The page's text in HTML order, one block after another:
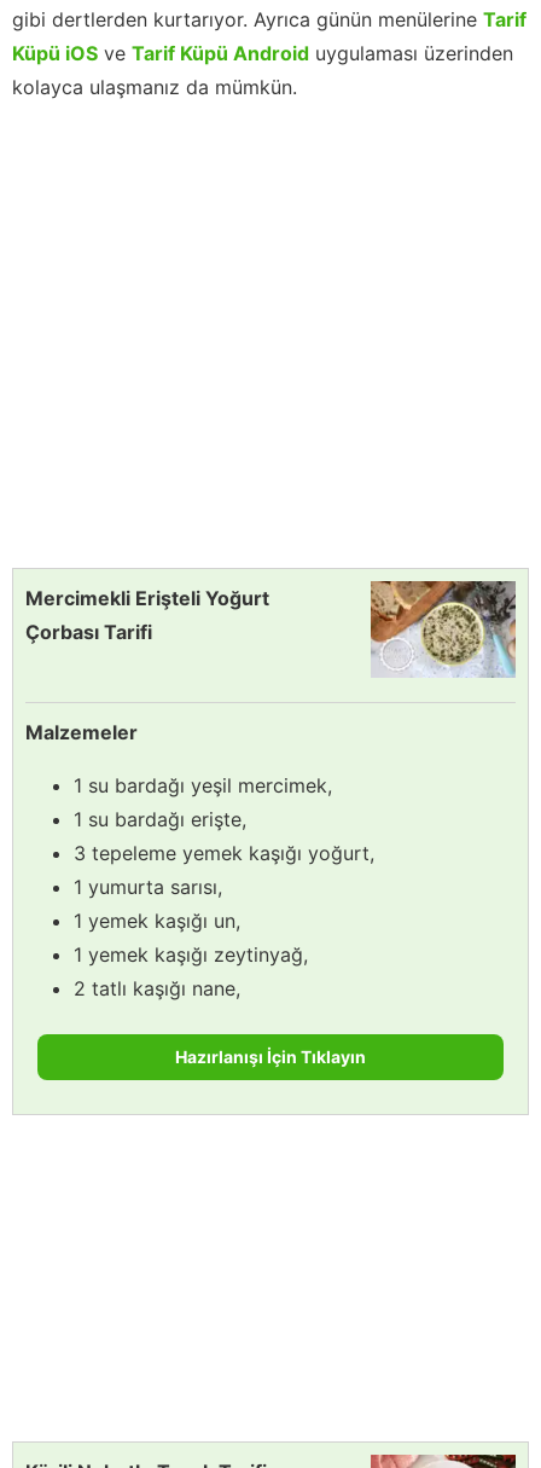
gibi dertlerden kurtarıyor. Ayrıca günün menülerine Tarif
Küpü iOS ve Tarif Küpü Android uygulaması üzerinden
kolayca ulaşmanız da mümkün.
Mercimekli Erişteli Yoğurt
Çorbası Tarifi
Malzemeler
1 su bardağı yeşil mercimek,
1 su bardağı erişte,
3 tepeleme yemek kaşığı yoğurt,
1 yumurta sarısı,
1 yemek kaşığı un,
1 yemek kaşığı zeytinyağ,
2 tatlı kaşığı nane,
Hazırlanışı İçin Tıklayın